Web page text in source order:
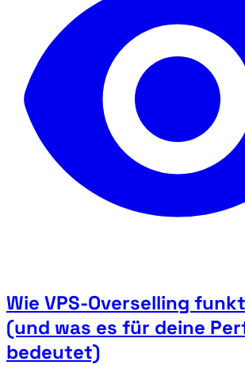
Wie VPS-Overselling
(und was es für deine
bedeutet)